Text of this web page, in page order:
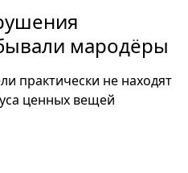
мародёры
практически не находят
ценных вещей